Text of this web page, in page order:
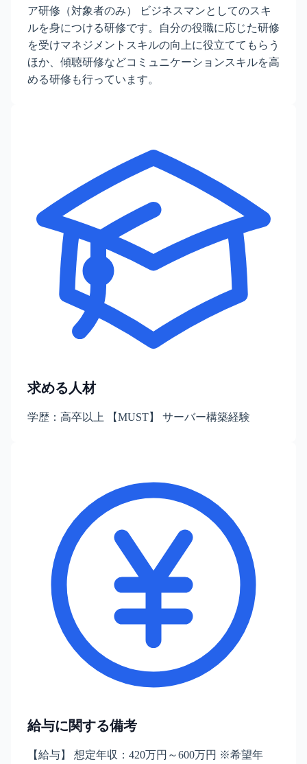
ア研修（対象者のみ） ビジネスマンとしてのスキ
ルを身につける研修です。自分の役職に応じた研修
を受けマネジメントスキルの向上に役立ててもらう
ほか、傾聴研修などコミュニケーションスキルを高
める研修も行っています。
求める人材
学歴：高卒以上 【MUST】 サーバー構築経験
給与に関する備考
【給与】 想定年収：420万円～600万円 ※希望年